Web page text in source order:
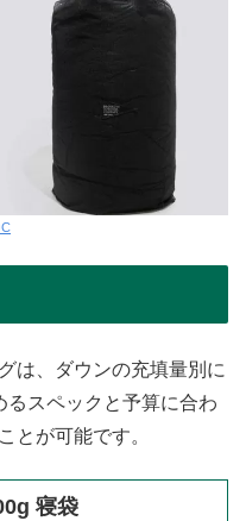
は、ダウンの充填量別に
スペックと予算に合わ
とが可能です。
寝袋